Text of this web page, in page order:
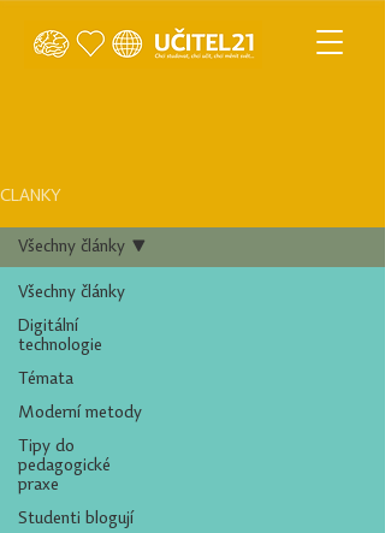
ČLÁNKY
Všechny články
Digitální
technologie
Témata
Moderní metody
Tipy do
pedagogické
praxe
Studenti blogují
Všechny články